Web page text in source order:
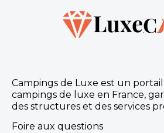
Campings de Luxe est un
campings de luxe en France,
des structures et des services
Foire aux questions